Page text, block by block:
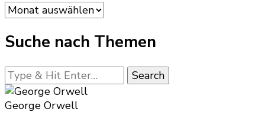
Artikel-
Archiv
Suche nach Themen
Looking
for
Something?
George Orwell